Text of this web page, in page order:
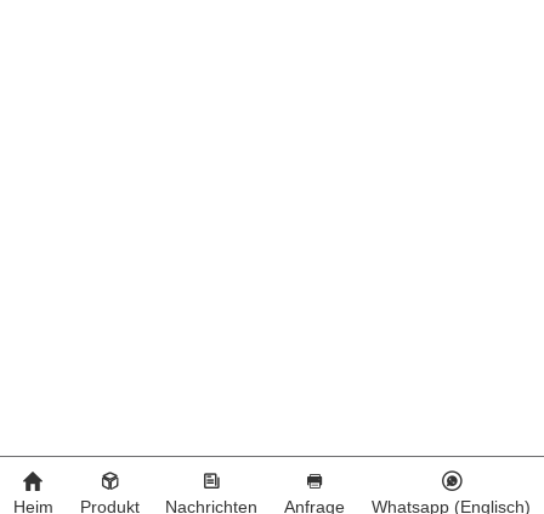
Heim Produkt Nachrichten Anfrage Whatsapp (Englisch)